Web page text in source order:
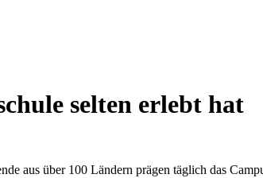
selten erlebt hat
aus über 100 Ländern prägen täglich das